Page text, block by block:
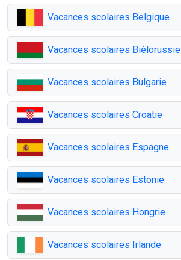
Vacances scolaires Belgique
Vacances scolaires Biélorussie
Vacances scolaires Bulgarie
Vacances scolaires Croatie
Vacances scolaires Espagne
Vacances scolaires Estonie
Vacances scolaires Hongrie
Vacances scolaires Irlande